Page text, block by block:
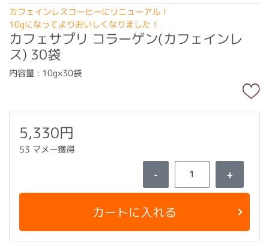
カフェインレスコーヒーにリニューアル！
10gになってよりおいしくなりました！
カフェサプリ コラーゲン(カフェインレ
ス) 30袋
内容量 : 10g×30袋
5,330円
53 マメー獲得
- +
カートに入れる